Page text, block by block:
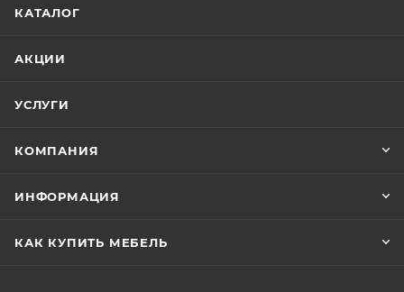
КАТАЛОГ
АКЦИИ
УСЛУГИ
КОМПАНИЯ
ИНФОРМАЦИЯ
КАК КУПИТЬ МЕБЕЛЬ